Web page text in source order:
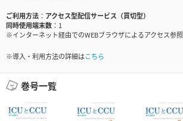
ご利用方法
アクセス型配信サービス（買切型）
同時使用端末数
1
※インターネット経由でのWEBブラウザによるアクセス参照
※導入・利用方法の詳細はこちら
巻号一覧